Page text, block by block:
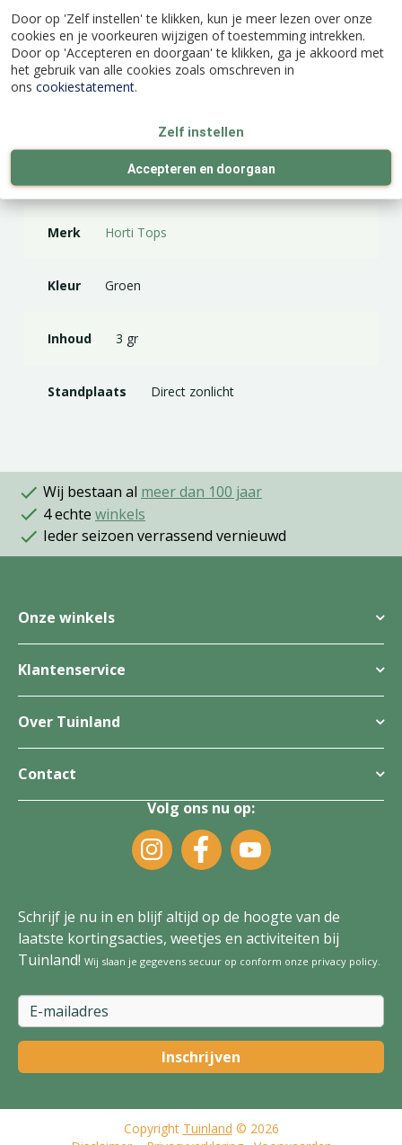
Door op 'Zelf instellen' te klikken, kun je meer lezen over onze
cookies en je voorkeuren wijzigen of toestemming intrekken.
Door op 'Accepteren en doorgaan' te klikken, ga je akkoord met
het gebruik van alle cookies zoals omschreven in
ons cookiestatement.
Zelf instellen
Accepteren en doorgaan
Specificaties
8711117224709
Latijnse naam Brassica oleracea
Merk Horti Tops
Kleur Groen
Inhoud 3 gr
Standplaats Direct zonlicht
Wij bestaan al meer dan 100 jaar
4 echte winkels
Ieder seizoen verrassend vernieuwd
Onze winkels
Klantenservice
Over Tuinland
Contact
Volg ons nu op:
Schrijf je nu in en blijf altijd op de hoogte van de
laatste kortingsacties, weetjes en activiteiten bij
Tuinland! Wij slaan je gegevens secuur op conform onze privacy policy
Copyright Tuinland © 2026